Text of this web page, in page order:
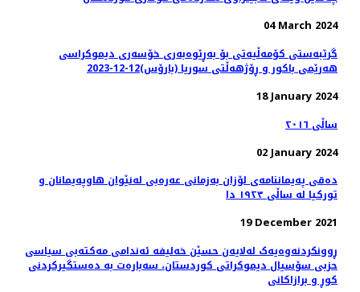
04 March 2024
گرێبەستی کۆمەڵیەتی بۆ بەڕێوەبەری خۆسەری دیموکراسی
هەرێمی باکور و ڕۆژهەڵتی سوریا (بارۆس)12-12-2023
18 January 2024
ساڵی ٢٠١٦
02 January 2024
دەقی پەیماننامەی لۆزان بەزمانی عەرەبی لەنێوان هاوپەیمانان و
تورکیا لە ساڵی ١٩٢٣ دا
19 December 2021
ڕوونکردنەوەیەک لەلایەن حسێن خەلیفە ئەندامی مەكتەبی سیاسی
حزبی سۆسیال دیموكراتی كوردستان، سەبارەت بە دەستگیرکردنی
کوڕ و برازاکانی